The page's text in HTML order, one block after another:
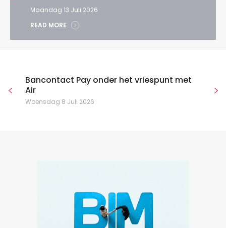
Maandag 13 Juli 2026
READ MORE
Bancontact Pay onder het vriespunt met
Air
Woensdag 8 Juli 2026